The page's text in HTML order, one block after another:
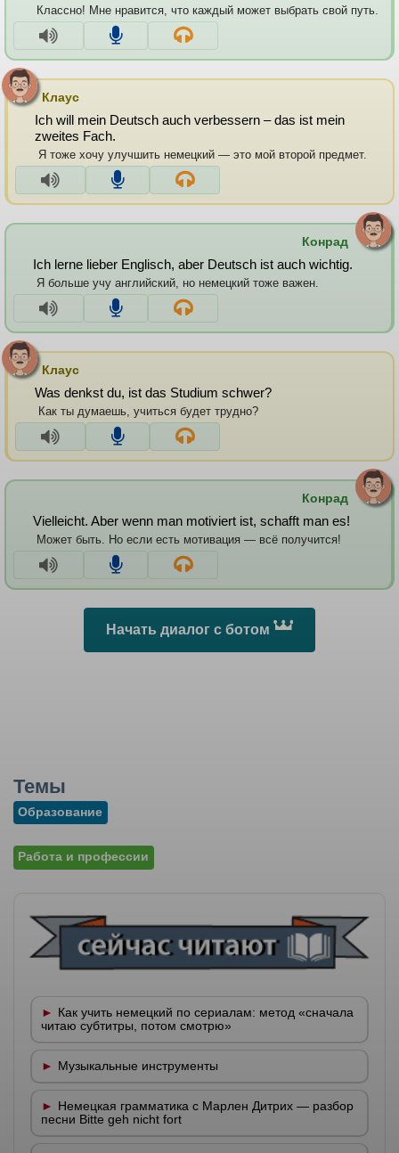
Классно! Мне нравится, что каждый может выбрать свой путь.
Клаус
Ich will mein Deutsch auch verbessern – das ist mein
zweites Fach.
Я тоже хочу улучшить немецкий — это мой второй предмет.
Конрад
Ich lerne lieber Englisch, aber Deutsch ist auch wichtig.
Я больше учу английский, но немецкий тоже важен.
Клаус
Was denkst du, ist das Studium schwer?
Как ты думаешь, учиться будет трудно?
Конрад
Vielleicht. Aber wenn man motiviert ist, schafft man es!
Может быть. Но если есть мотивация — всё получится!
Начать диалог с ботом
Темы
Образование
Работа и профессии
Как учить немецкий по сериалам: метод «сначала
читаю субтитры, потом смотрю»
Музыкальные инструменты
Немецкая грамматика с Марлен Дитрих — разбор
песни Bitte geh nicht fort